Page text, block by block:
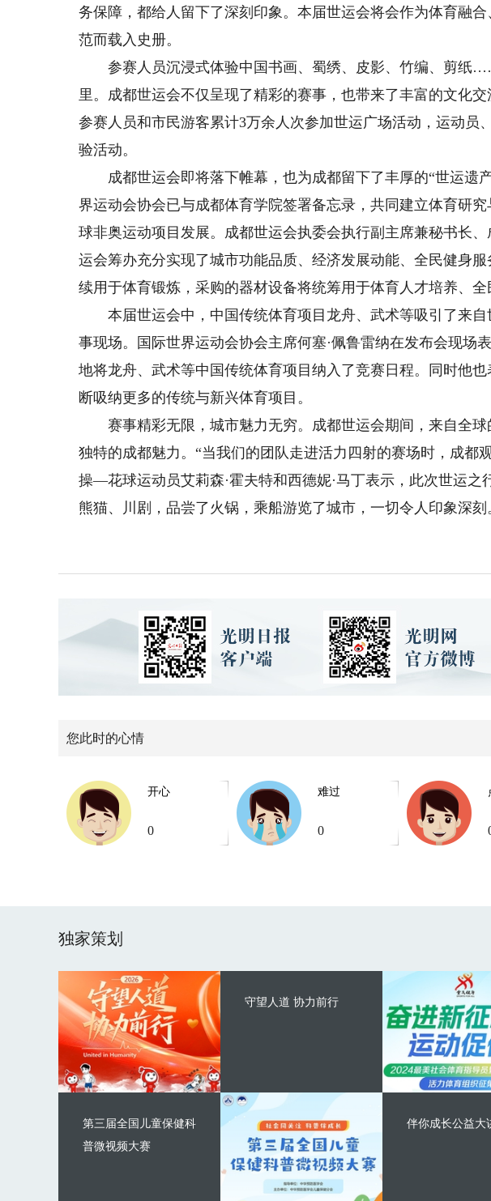
务保障，都给人留下了深刻印象。本届世运会将会作为体育融
范而载入史册。
参赛人员沉浸式体验中国书画、蜀绣、皮影、竹编、剪纸
里。成都世运会不仅呈现了精彩的赛事，也带来了丰富的文化
参赛人员和市民游客累计3万余人次参加世运广场活动，运动员
验活动。
成都世运会即将落下帷幕，也为成都留下了丰厚的“世运遗
界运动会协会已与成都体育学院签署备忘录，共同建立体育研
球非奥运动项目发展。成都世运会执委会执行副主席兼秘书长
运会筹办充分实现了城市功能品质、经济发展动能、全民健身
续用于体育锻炼，采购的器材设备将统筹用于体育人才培养、全
本届世运会中，中国传统体育项目龙舟、武术等吸引了来自
事现场。国际世界运动会协会主席何塞·佩鲁雷纳在发布会现场
地将龙舟、武术等中国传统体育项目纳入了竞赛日程。同时他
断吸纳更多的传统与新兴体育项目。
赛事精彩无限，城市魅力无穷。成都世运会期间，来自全球
独特的成都魅力。“当我们的团队走进活力四射的赛场时，成都
操—花球运动员艾莉森·霍夫特和西德妮·马丁表示，此次世运之
熊猫、川剧，品尝了火锅，乘船游览了城市，一切令人印象深刻
您此时的心情
开心
0
难过
0
独家策划
守望人道 协力前行
第三届全国儿童保健科
普微视频大赛
伴你成长公益大